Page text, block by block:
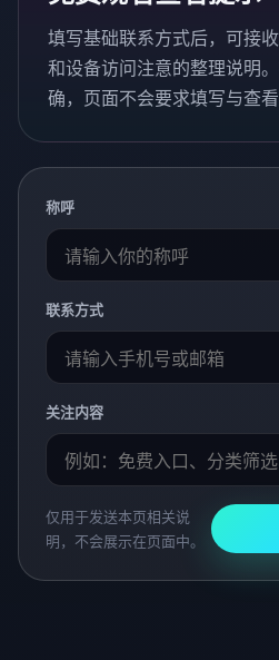
填写基础联系方式后，可接
和设备访问注意的整理说明
确，页面不会要求填写与查
称呼
联系方式
关注内容
仅用于发送本页相关说
明，不会展示在页面中。